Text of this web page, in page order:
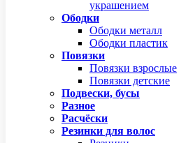
украшением
Ободки
Ободки металл
Ободки пластик
Повязки
Повязки взрослые
Повязки детские
Подвески, бусы
Разное
Расчёски
Резинки для волос